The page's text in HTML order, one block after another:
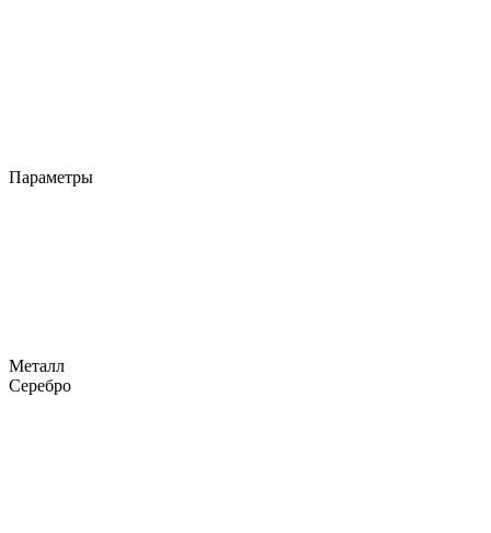
Параметры
Металл
Серебро